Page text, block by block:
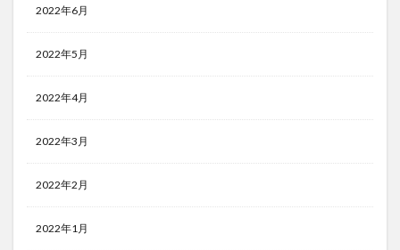
2022年6月
2022年5月
2022年4月
2022年3月
2022年2月
2022年1月